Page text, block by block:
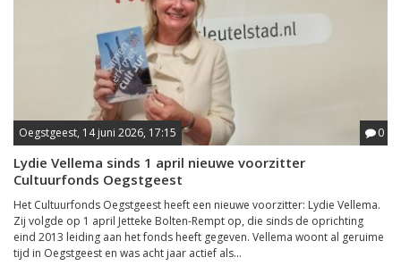
Oegstgeest, 14 juni 2026, 17:15 0
Lydie Vellema sinds 1 april nieuwe voorzitter
Cultuurfonds Oegstgeest
Het Cultuurfonds Oegstgeest heeft een nieuwe voorzitter: Lydie Vellema.
Zij volgde op 1 april Jetteke Bolten-Rempt op, die sinds de oprichting
eind 2013 leiding aan het fonds heeft gegeven. Vellema woont al geruime
tijd in Oegstgeest en was acht jaar actief als...